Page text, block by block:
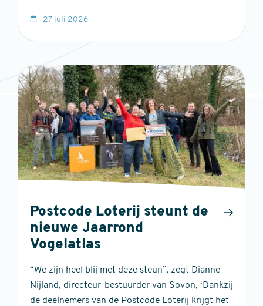
27 juli 2026
Postcode Loterij steunt de
nieuwe Jaarrond
Vogelatlas
“We zijn heel blij met deze steun”, zegt Dianne
Nijland, directeur-bestuurder van Sovon, ‘Dankzij
de deelnemers van de Postcode Loterij krijgt het